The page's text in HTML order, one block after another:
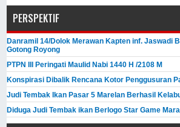
PERSPEKTIF
Danramil 14/Dolok Merawan Kapten inf. Jaswadi
Gotong Royong
PTPN III Peringati Maulid Nabi 1440 H /2108 M
Konspirasi Dibalik Rencana Kotor Penggusuran
Judi Tembak Ikan Pasar 5 Marelan Berhasil
Diduga Judi Tembak ikan Berlogo Star Game